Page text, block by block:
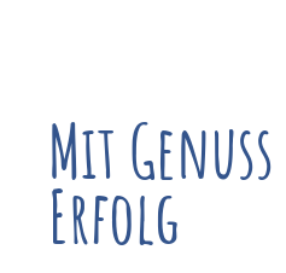
Mit
Erfolg